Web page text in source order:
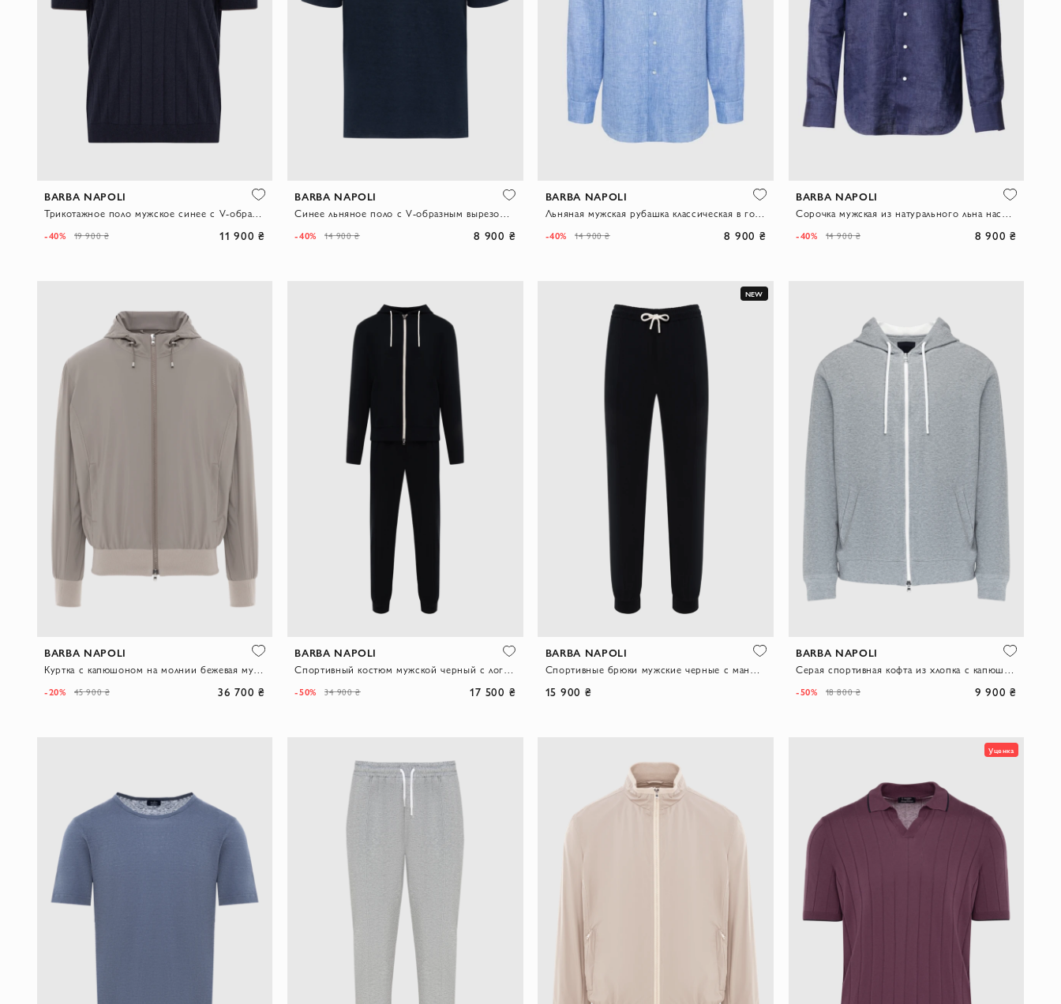
BARBA NAPOLI
Трикотажное поло мужское синее с V-образным вырезом в рубчик без застежки
-40% 19 900 ₴ 11 900 ₴
BARBA NAPOLI
Синее льняное поло с V-образным вырезом без застежки
-40% 14 900 ₴ 8 900 ₴
BARBA NAPOLI
Льняная мужская рубашка классическая в голубом цвете
-40% 14 900 ₴ 8 900 ₴
BARBA NAPOLI
Сорочка мужская из натурального льна насыщенного синего тона
-40% 14 900 ₴ 8 900 ₴
BARBA NAPOLI
Куртка с капюшоном на молнии бежевая мужская
-20% 45 900 ₴ 36 700 ₴
BARBA NAPOLI
Спортивный костюм мужской черный с логотипом
-50% 34 900 ₴ 17 500 ₴
NEW
BARBA NAPOLI
Спортивные брюки мужские черные с манжетами
15 900 ₴
BARBA NAPOLI
Серая спортивная кофта из хлопка с капюшоном и молнией
-50% 18 800 ₴ 9 900 ₴
Уценка